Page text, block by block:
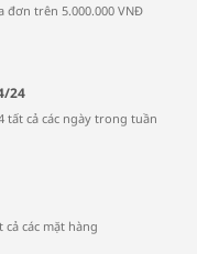
đơn trên 5.000.000 VNĐ
24
cả các ngày trong tuần
các mặt hàng